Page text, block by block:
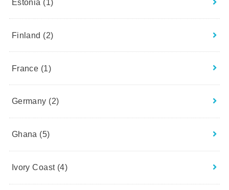
Finland (2)
France (1)
Germany (2)
Ghana (5)
Ivory Coast (4)